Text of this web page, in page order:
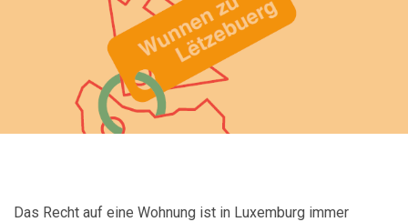
Das Recht auf eine Wohnung ist in Luxemburg immer